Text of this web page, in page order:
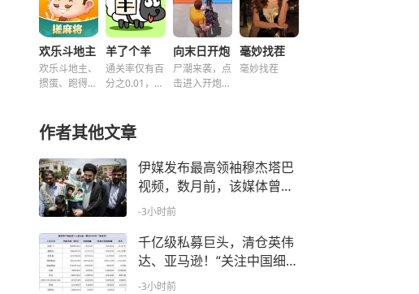
欢乐斗地主
欢乐斗地主、
掼蛋、跑得
羊了个羊
通关率仅有百
分之0.01，快
向末日开炮
尸潮来袭，点
击进入开炮宇
毫妙找茬
毫妙找茬
作者其他文章
伊媒发布最高领袖穆杰塔巴
视频，数月前，该媒体曾发
布包含相似片段的视频
-3小时前
千亿级私募巨头，清仓英伟
达、亚马逊！“关注中国细分
行业龙头股”
-3小时前